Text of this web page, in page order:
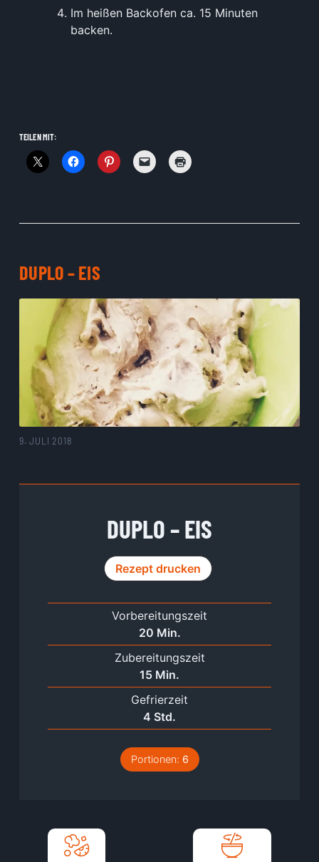
Im heißen Backofen ca. 15 Minuten
backen.
TEILEN MIT:
DUPLO – EIS
9. JULI 2018
DUPLO – EIS
Rezept drucken
Vorbereitungszeit
20Minuten
Min.
Zubereitungszeit
15Minuten
Min.
Gefrierzeit
4 Stunden
Std.
Portionen: 6